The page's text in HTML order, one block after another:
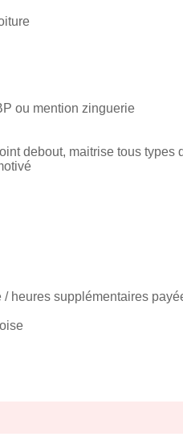
ou mention zinguerie
debout, maitrise tous types
/ heures supplémentaires